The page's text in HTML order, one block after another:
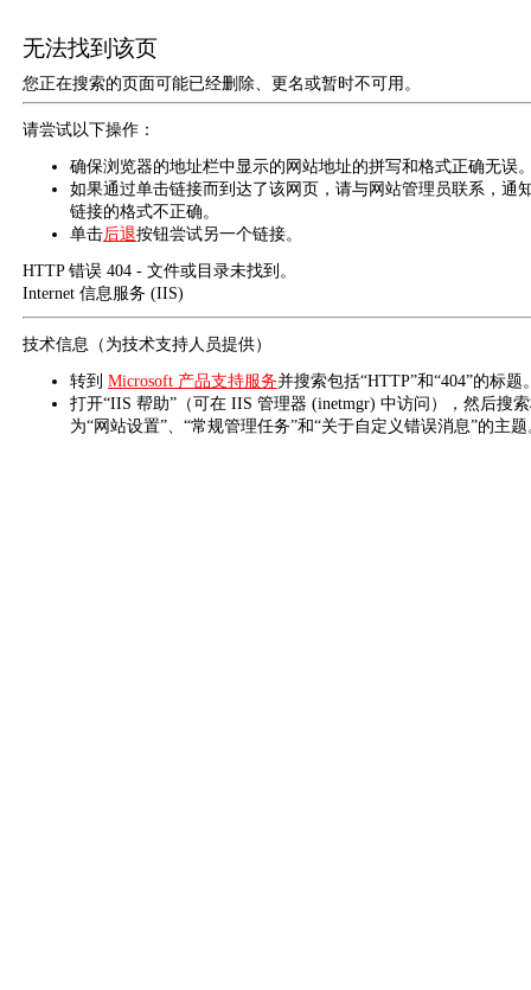
无法找到该页
您正在搜索的页面可能已经删除、更名或暂时不可用。
请尝试以下操作：
确保浏览器的地址栏中显示的网站地址的拼写和格式正确无误
如果通过单击链接而到达了该网页，请与网站管理员联系，通
链接的格式不正确。
单击后退按钮尝试另一个链接。
HTTP 错误 404 - 文件或目录未找到。
Internet 信息服务 (IIS)
技术信息（为技术支持人员提供）
转到 Microsoft 产品支持服务并搜索包括“HTTP”和“404”的标题
打开“IIS 帮助”（可在 IIS 管理器 (inetmgr) 中访问），然后搜
为“网站设置”、“常规管理任务”和“关于自定义错误消息”的主题